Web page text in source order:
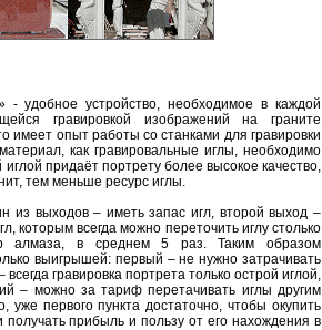
- удобное устройство, необходимое в каждой
гравировкой изображений на граните
имеет опыт работы со станками для гравировки
как гравировальные иглы, необходимо
придаёт портрету более высокое качество,
тем меньше ресурс иглы.
из выходов – иметь запас игл, второй выход –
которым всегда можно переточить иглу столько
алмаза, в среднем 5 раз. Таким образом
выигрышей: первый – не нужно затрачивать
гравировка портрета только острой иглой,
– можно за тариф перетачивать иглы другим
уже первого пункта достаточно, чтобы окупить
прибыль и пользу от его нахождения в